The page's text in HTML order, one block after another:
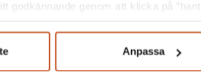
godkännande genom att klicka på
Anpassa